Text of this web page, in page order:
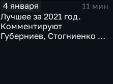
4 января
11 мин
Лучшее за 2021 год.
Комментируют
Губерниев, Стогниенко и